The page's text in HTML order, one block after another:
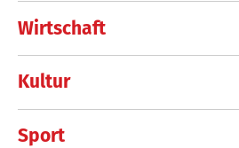
Wirtschaft
Kultur
Sport